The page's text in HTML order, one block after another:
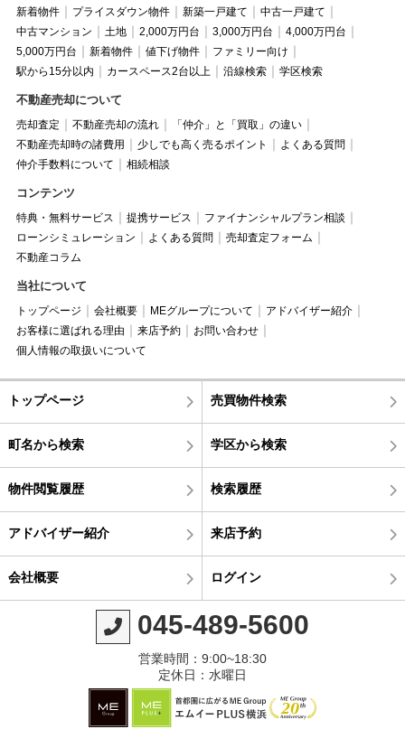
新着物件 プライスダウン物件 新築一戸建て
中古一戸建て
中古マンション
土地 2,000万円台 3,000万円台
4,000万円台
5,000万円台
新着物件 値下げ物件
ファミリー向け
駅から15分以内
カースペース2台以上 沿線検索 学区検索
不動産売却について
売却査定 不動産売却の流れ
「仲介」と「買取」の違い
不動産売却時の諸費用
少しでも高く売るポイント
よくある質問
仲介手数料について
相続相談
コンテンツ
特典・無料サービス 提携サービス
ファイナンシャルプラン相談
ローンシミュレーション
よくある質問
売却査定フォーム
不動産コラム
当社について
トップページ 会社概要 MEグループについて
アドバイザー紹介
お客様に選ばれる理由
来店予約
お問い合わせ
個人情報の取扱いについて
トップページ 売買物件検索
町名から検索 学区から検索
物件閲覧履歴 検索履歴
アドバイザー紹介 来店予約
会社概要 ログイン
045-489-5600
営業時間：9:00~18:30
定休日：水曜日